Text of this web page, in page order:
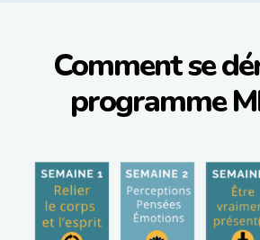
Comment se
programme